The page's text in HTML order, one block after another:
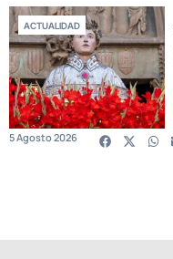
ACTUALIDAD
5 Agosto 2026